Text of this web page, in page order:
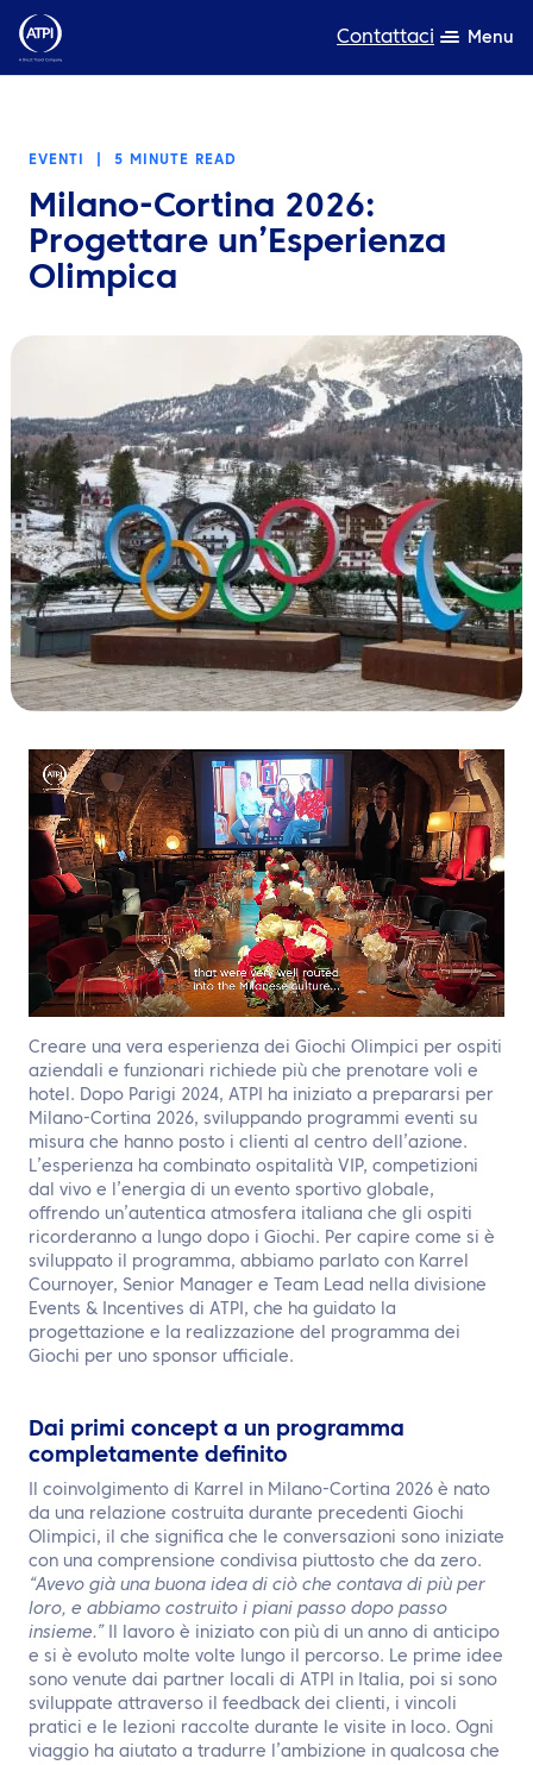
Contattaci Menu
Risorse
Chi siamo
Sostenibilità
TravelHub Login
Cerca
Contattaci
IT
EVENTI 5 MINUTE READ
Milano-Cortina 2026:
Progettare un’Esperienza
Olimpica
Creare una vera esperienza dei Giochi Olimpici per ospiti
aziendali e funzionari richiede più che prenotare voli e
hotel. Dopo Parigi 2024, ATPI ha iniziato a prepararsi per
Milano-Cortina 2026, sviluppando programmi eventi su
misura che hanno posto i clienti al centro dell’azione.
L’esperienza ha combinato ospitalità VIP, competizioni
dal vivo e l’energia di un evento sportivo globale,
offrendo un’autentica atmosfera italiana che gli ospiti
ricorderanno a lungo dopo i Giochi. Per capire come si è
sviluppato il programma, abbiamo parlato con Karrel
Cournoyer, Senior Manager e Team Lead nella divisione
Events & Incentives di ATPI, che ha guidato la
progettazione e la realizzazione del programma dei
Giochi per uno sponsor ufficiale.
Dai primi concept a un programma
completamente definito
Il coinvolgimento di Karrel in Milano-Cortina 2026 è nato
da una relazione costruita durante precedenti Giochi
Olimpici, il che significa che le conversazioni sono iniziate
con una comprensione condivisa piuttosto che da zero.
“Avevo già una buona idea di ciò che contava di più per
loro, e abbiamo costruito i piani passo dopo passo
insieme.” Il lavoro è iniziato con più di un anno di anticipo
e si è evoluto molte volte lungo il percorso. Le prime idee
sono venute dai partner locali di ATPI in Italia, poi si sono
sviluppate attraverso il feedback dei clienti, i vincoli
pratici e le lezioni raccolte durante le visite in loco. Ogni
viaggio ha aiutato a tradurre l’ambizione in qualcosa che